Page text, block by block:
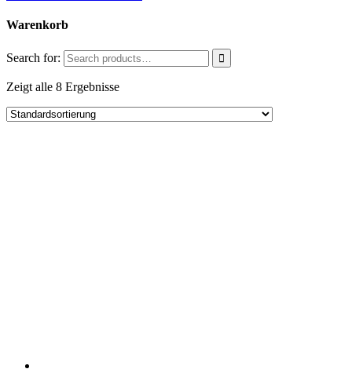
Warenkorb
Search for:
Zeigt alle 8 Ergebnisse